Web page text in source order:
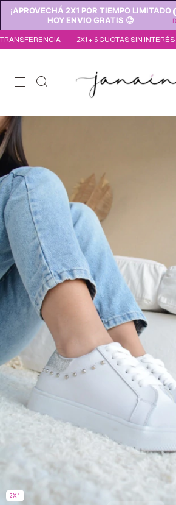
¡APROVECHÁ 2X1 POR TIEMPO LIMITADO
HOY ENVIO GRATIS 😉
2X1 + 6 CUOTAS SIN INTERÉS 2X1 +
2X1